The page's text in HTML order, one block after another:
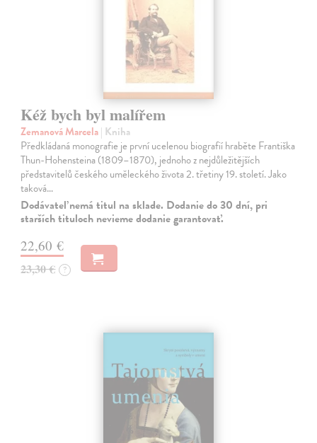
Kéž bych byl malířem
Zemanová Marcela| Kniha
Předkládaná monografie je první ucelenou biografií hraběte Františka
Thun-Hohensteina (1809–1870), jednoho z nejdůležitějších
představitelů českého uměleckého života 2. třetiny 19. století. Jako
taková…
Dodávateľ nemá titul na sklade. Dodanie do 30 dní, pri
starších tituloch nevieme dodanie garantovať.
22,60 €
23,30 € ?